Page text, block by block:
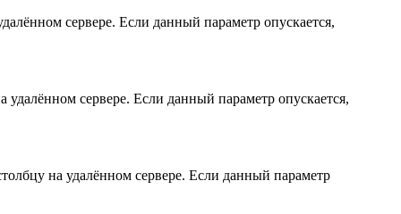
сервере. Если данный параметр опускается,
сервере. Если данный параметр опускается,
на удалённом сервере. Если данный параметр